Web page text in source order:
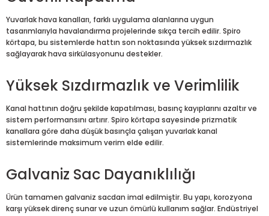
Yuvarlak hava kanalları, farklı uygulama alanlarına uygun
tasarımlarıyla havalandırma projelerinde sıkça tercih edilir. Spiro
körtapa, bu sistemlerde hattın son noktasında yüksek sızdırmazlık
sağlayarak hava sirkülasyonunu destekler.
Yüksek Sızdırmazlık ve Verimlilik
Kanal hattının doğru şekilde kapatılması, basınç kayıplarını azaltır ve
sistem performansını artırır. Spiro körtapa sayesinde prizmatik
kanallara göre daha düşük basınçla çalışan yuvarlak kanal
sistemlerinde maksimum verim elde edilir.
Galvaniz Sac Dayanıklılığı
Ürün tamamen galvaniz sacdan imal edilmiştir. Bu yapı, korozyona
karşı yüksek direnç sunar ve uzun ömürlü kullanım sağlar. Endüstriyel